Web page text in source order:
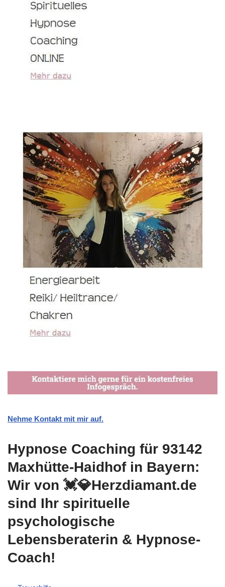
Nehme Kontakt mit mir auf.
Hypnose Coaching für 93142
Maxhütte-Haidhof in Bayern:
Wir von 💓️💎Herzdiamant.de
sind Ihr spirituelle
psychologische
Lebensberaterin & Hypnose-
Coach!